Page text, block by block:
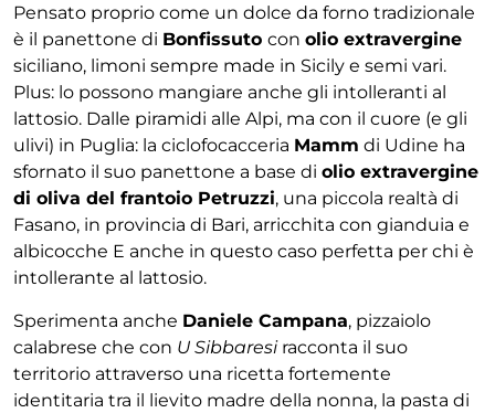
Pensato proprio come un dolce da forno tradizionale
è il panettone di Bonfissuto con olio extravergine
siciliano, limoni sempre made in Sicily e semi vari.
Plus: lo possono mangiare anche gli intolleranti al
lattosio. Dalle piramidi alle Alpi, ma con il cuore (e gli
ulivi) in Puglia: la ciclofocacceria Mamm di Udine ha
sfornato il suo panettone a base di olio extravergine
di oliva del frantoio Petruzzi, una piccola realtà di
Fasano, in provincia di Bari, arricchita con gianduia e
albicocche E anche in questo caso perfetta per chi è
intollerante al lattosio.
Sperimenta anche Daniele Campana, pizzaiolo
calabrese che con U Sibbaresi racconta il suo
territorio attraverso una ricetta fortemente
identitaria tra il lievito madre della nonna, la pasta di